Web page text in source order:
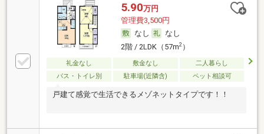
5.90万円
管理費3,500円
なし
なし
2階 / 2LDK（57m2）
礼金なし 敷金なし
二人暮らし
バス・トイレ別
駐車場(近隣含) ペット相談可
戸建て感覚で生活できるメゾネットタイプです！！